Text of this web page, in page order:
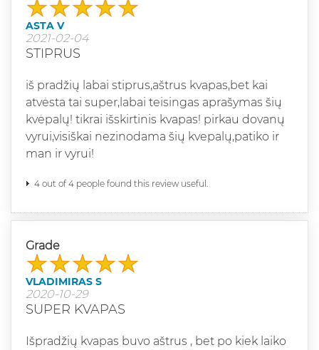
ASTA V
2021-02-04
STIPRUS
iš pradžių labai stiprus,aštrus kvapas,bet kai
atvėsta tai super,labai teisingas aprašymas šių
kvėpalų! tikrai išskirtinis kvapas! pirkau dovanų
vyrui,visiškai nezinodama šių kvepalų,patiko ir
man ir vyrui!
4 out of 4 people found this review useful.
Grade
VLADIMIRAS S
2020-10-29
SUPER KVAPAS
Išpradžių kvapas buvo aštrus , bet po kiek laiko